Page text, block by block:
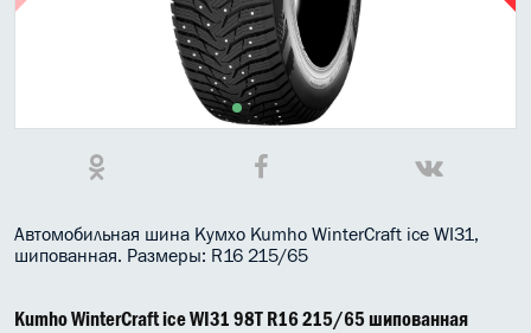
ИНДУСТРИАЛЬНЫЕ МАСЛА
АНТИФРИЗЫ СПЕЦЖИДКОСТИ
ПРИСАДКИ АВТОХИМИЯ
АВТО КОСМЕТИКА
Автомобильная шина Кумхо Kumho WinterCraft ice WI31,
шипованная. Размеры: R16 215/65
Kumho WinterCraft ice WI31 98T R16 215/65 шипованная